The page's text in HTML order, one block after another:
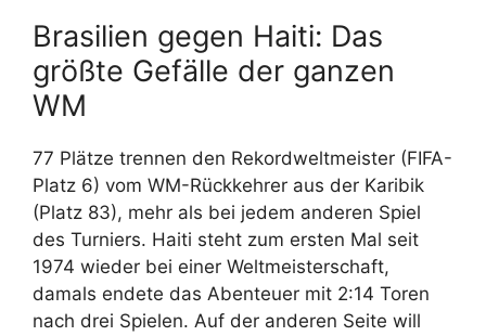
Brasilien gegen Haiti: Das
größte Gefälle der ganzen
WM
77 Plätze trennen den Rekordweltmeister (FIFA-
Platz 6) vom WM-Rückkehrer aus der Karibik
(Platz 83), mehr als bei jedem anderen Spiel
des Turniers. Haiti steht zum ersten Mal seit
1974 wieder bei einer Weltmeisterschaft,
damals endete das Abenteuer mit 2:14 Toren
nach drei Spielen. Auf der anderen Seite will